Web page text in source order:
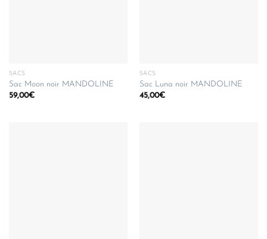
SACS
Sac Moon noir MANDOLINE
59,00€
SACS
Sac Luna noir MANDOLINE
45,00€